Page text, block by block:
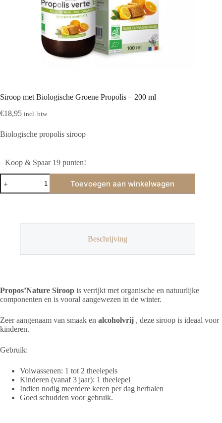
Siroop met Biologische Groene Propolis – 200 ml
€18,95 incl. btw
Biologische propolis siroop
Koop & Spaar 19 punten!
Siroop
met
Biologische
Toevoegen aan winkelwagen
Beschrijving
Propos’Nature Siroop is verrijkt met organische en natuurlijke
componenten en is vooral aangewezen in de winter.
Zeer aangenaam van smaak en alcoholvrij , deze siroop is ideaal voor
kinderen.
Gebruik:
Volwassenen: 1 tot 2 theelepels
Kinderen (vanaf 3 jaar): 1 theelepel
Indien nodig meerdere keren per dag herhalen
Goed schudden voor gebruik.